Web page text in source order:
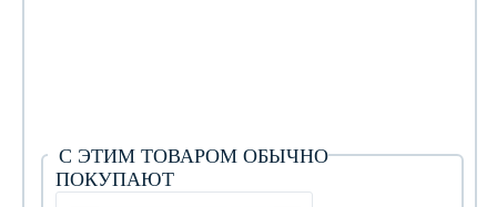
С ЭТИМ ТОВАРОМ ОБЫЧНО
ПОКУПАЮТ